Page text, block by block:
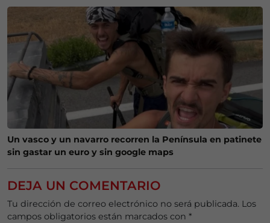
Un vasco y un navarro recorren la Península en patinete
sin gastar un euro y sin google maps
DEJA UN COMENTARIO
Tu dirección de correo electrónico no será publicada. Los
campos obligatorios están marcados con *